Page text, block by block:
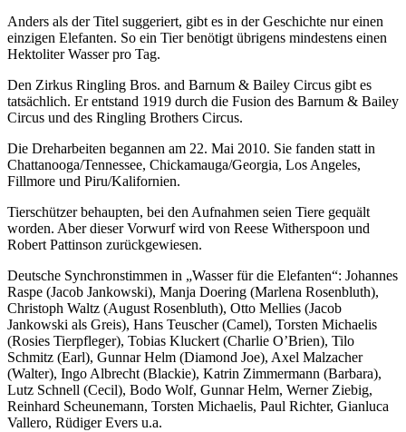
Anders als der Titel suggeriert, gibt es in der Geschichte nur einen
einzigen Elefanten. So ein Tier benötigt übrigens mindestens einen
Hektoliter Wasser pro Tag.
Den Zirkus Ringling Bros. and Barnum & Bailey Circus gibt es
tatsächlich. Er entstand 1919 durch die Fusion des Barnum & Bailey
Circus und des Ringling Brothers Circus.
Die Dreharbeiten begannen am 22. Mai 2010. Sie fanden statt in
Chattanooga/Tennessee, Chickamauga/Georgia, Los Angeles,
Fillmore und Piru/Kalifornien.
Tierschützer behaupten, bei den Aufnahmen seien Tiere gequält
worden. Aber dieser Vorwurf wird von Reese Witherspoon und
Robert Pattinson zurückgewiesen.
Deutsche Synchronstimmen in „Wasser für die Elefanten“: Johannes
Raspe (Jacob Jankowski), Manja Doering (Marlena Rosenbluth),
Christoph Waltz (August Rosenbluth), Otto Mellies (Jacob
Jankowski als Greis), Hans Teuscher (Camel), Torsten Michaelis
(Rosies Tierpfleger), Tobias Kluckert (Charlie O’Brien), Tilo
Schmitz (Earl), Gunnar Helm (Diamond Joe), Axel Malzacher
(Walter), Ingo Albrecht (Blackie), Katrin Zimmermann (Barbara),
Lutz Schnell (Cecil), Bodo Wolf, Gunnar Helm, Werner Ziebig,
Reinhard Scheunemann, Torsten Michaelis, Paul Richter, Gianluca
Vallero, Rüdiger Evers u.a.